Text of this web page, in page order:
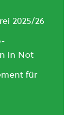
2025/26
in Not
für